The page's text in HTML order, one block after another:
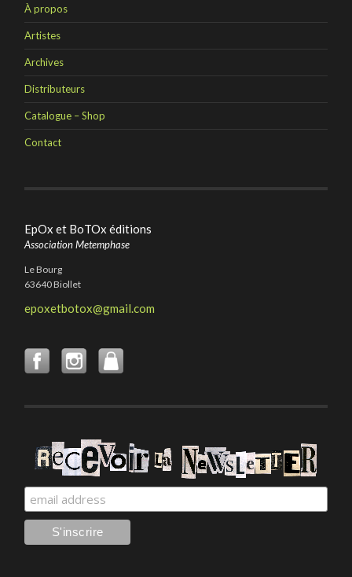
À propos
Artistes
Archives
Distributeurs
Catalogue – Shop
Contact
EpOx et BoTOx éditions
Association Metemphase
Le Bourg
63640 Biollet
epoxetbotox@gmail.com